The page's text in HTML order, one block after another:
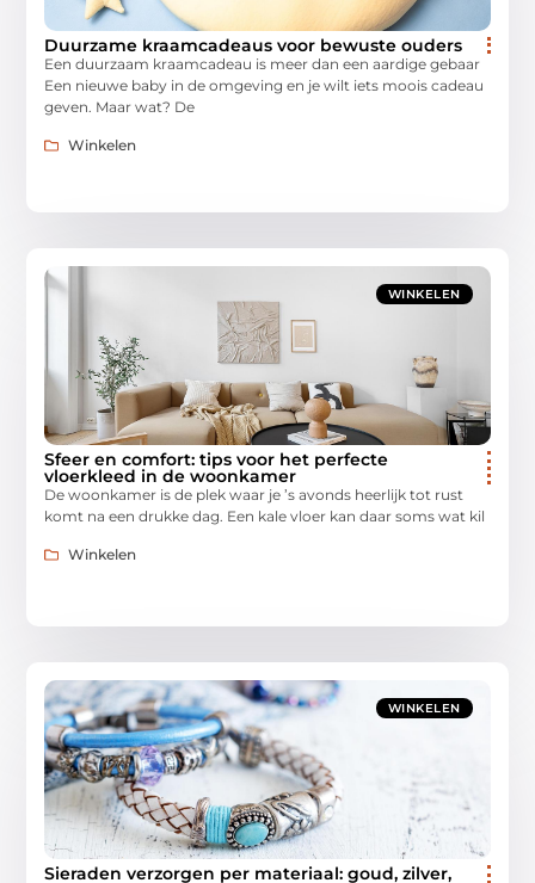
Duurzame kraamcadeaus voor bewuste ouders
Een duurzaam kraamcadeau is meer dan een aardige gebaar
Een nieuwe baby in de omgeving en je wilt iets moois cadeau
geven. Maar wat? De
Winkelen
WINKELEN
Sfeer en comfort: tips voor het perfecte
vloerkleed in de woonkamer
De woonkamer is de plek waar je ’s avonds heerlijk tot rust
komt na een drukke dag. Een kale vloer kan daar soms wat kil
Winkelen
WINKELEN
Sieraden verzorgen per materiaal: goud, zilver,